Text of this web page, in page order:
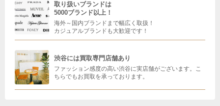
取り扱いブランドは
5000ブランド以上！
海外～国内ブランドまで幅広く取扱！
カジュアルブランドも大歓迎です！
渋谷には買取専門店舗あり
ファッション感度の高い渋谷に実店舗がございます。こ
ちらでもお買取を承っております。